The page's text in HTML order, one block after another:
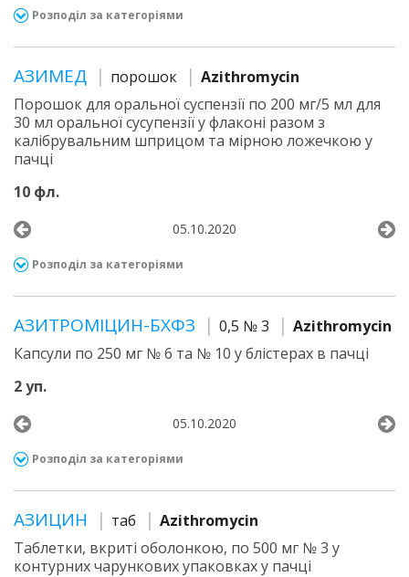
Розподіл за категоріями
АЗИМЕД порошок
Azithromycin
Порошок для оральної суспензії по 200 мг/5 мл для
30 мл оральної сусупензії у флаконі разом з
калібрувальним шприцом та мірною ложечкою у
пачці
10 фл.
05.10.2020
Розподіл за категоріями
АЗИТРОМІЦИН-БХФЗ 0,5 № 3
Azithromycin
Капсули по 250 мг № 6 та № 10 у блістерах в пачці
2 уп.
05.10.2020
Розподіл за категоріями
АЗИЦИН таб
Azithromycin
Таблетки, вкриті оболонкою, по 500 мг № 3 у
контурних чарункових упаковках у пачці